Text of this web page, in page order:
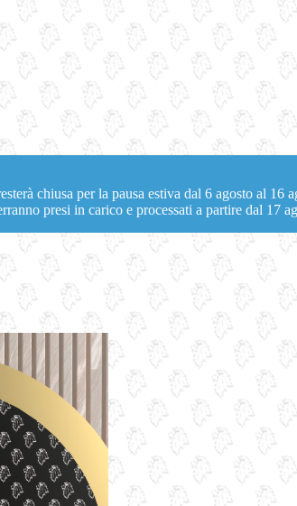
chiusa per la pausa estiva dal 6 agosto al 16
presi in carico e processati a partire dal 17